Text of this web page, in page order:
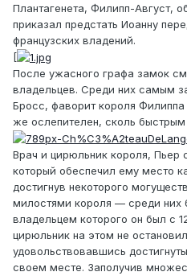
Плантагенета, Филипп-Август,
приказал предстать Иоанну
французских владений.
[
После ужасного графа замок
владельцев. Среди них самым
Бросс, фаворит короля
же ослепителен, сколь
Врач и цирюльник короля, Пьер
который обеспечил ему место
достигнув некоторого
милостями короля — среди
владельцем которого он был с
цирюльник на этом не
удовольствовавшись
своем месте. Заполучив